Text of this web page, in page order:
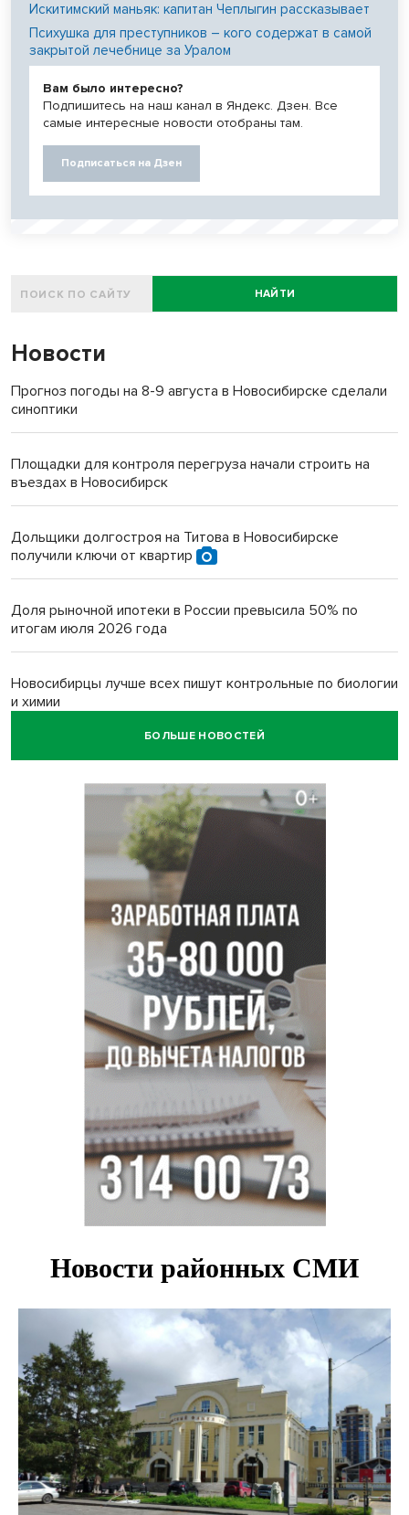
Искитимский маньяк: капитан Чеплыгин рассказывает
Психушка для преступников – кого содержат в самой
закрытой лечебнице за Уралом
Вам было интересно?
Подпишитесь на наш канал в Яндекс. Дзен. Все
самые интересные новости отобраны там.
Подписаться на Дзен
НАЙТИ
Новости
Прогноз погоды на 8-9 августа в Новосибирске сделали
синоптики
Площадки для контроля перегруза начали строить на
въездах в Новосибирск
Дольщики долгостроя на Титова в Новосибирске
получили ключи от квартир
Доля рыночной ипотеки в России превысила 50% по
итогам июля 2026 года
Новосибирцы лучше всех пишут контрольные по биологии
и химии
БОЛЬШЕ НОВОСТЕЙ